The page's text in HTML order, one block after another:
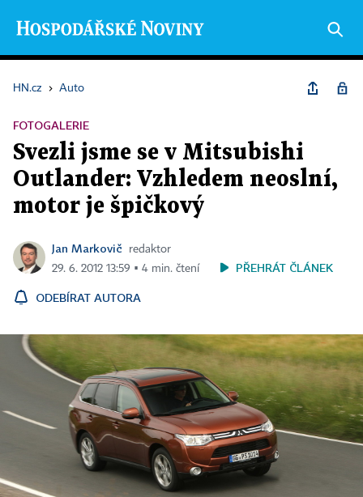
HN.cz › Auto
FOTOGALERIE
Svezli jsme se v Mitsubishi
Outlander: Vzhledem neoslní,
motor je špičkový
Jan Markovič
redaktor
29. 6. 2012 13:59 ▪ 4 min. čtení
PŘEHRÁT ČLÁNEK
ODEBÍRAT AUTORA